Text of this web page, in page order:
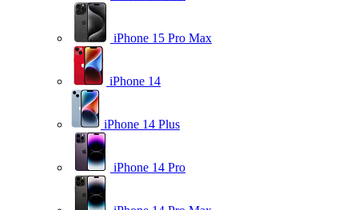
iPhone 15 Pro Max
iPhone 14
iPhone 14 Plus
iPhone 14 Pro